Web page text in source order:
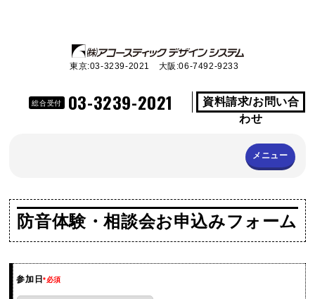
東京:03-3239-2021 大阪:06-7492-9233
総合受付 03-3239-2021
資料請求/お問い合
わせ
メニュー
防音体験・相談会お申込みフォーム
参加日*必須